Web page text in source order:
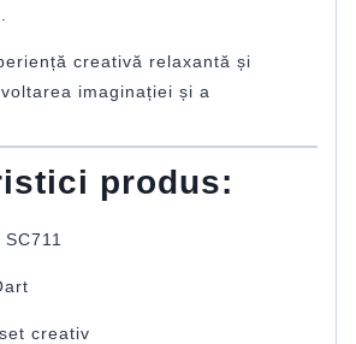
creativă relaxantă și
imaginației și a
produs:
SC711
set creativ